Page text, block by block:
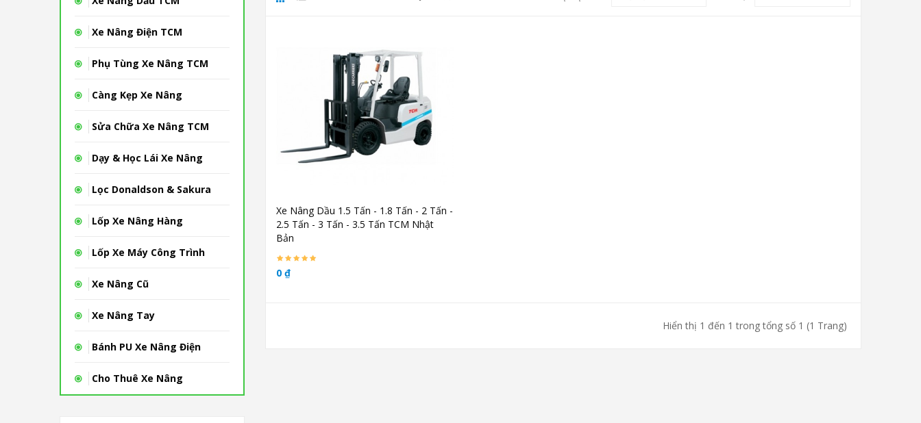
Xe Nâng Điện TCM
Phụ Tùng Xe Nâng TCM
Càng Kẹp Xe Nâng
Sửa Chữa Xe Nâng TCM
Dạy & Học Lái Xe Nâng
Lọc Donaldson & Sakura
Lốp Xe Nâng Hàng
Lốp Xe Máy Công Trình
Xe Nâng Cũ
Xe Nâng Tay
Bánh PU Xe Nâng Điện
Cho Thuê Xe Nâng
Xe Nâng Dầu 1.5 Tấn - 1.8 Tấn - 2 Tấn -
2.5 Tấn - 3 Tấn - 3.5 Tấn TCM Nhật
Bản
0 ₫
Hiển thị 1 đến 1 trong tổng số 1 (1 Trang)